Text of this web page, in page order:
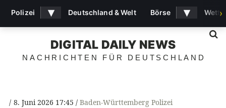
DIGITAL DAILY NEWS
NACHRICHTEN FÜR DEUTSCHLAND
8. Juni 2026 17:45 Baden-Württemberg Polizei
Polizei ▾ Deutschland & Welt Börse ▾ ›